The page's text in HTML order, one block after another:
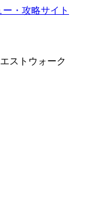
ストウォーク